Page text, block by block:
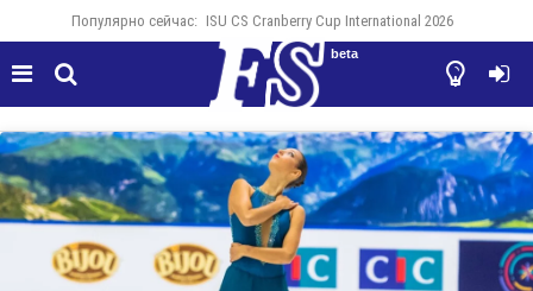
Популярно сейчас: ISU CS Cranberry Cup International 2026
  

beta